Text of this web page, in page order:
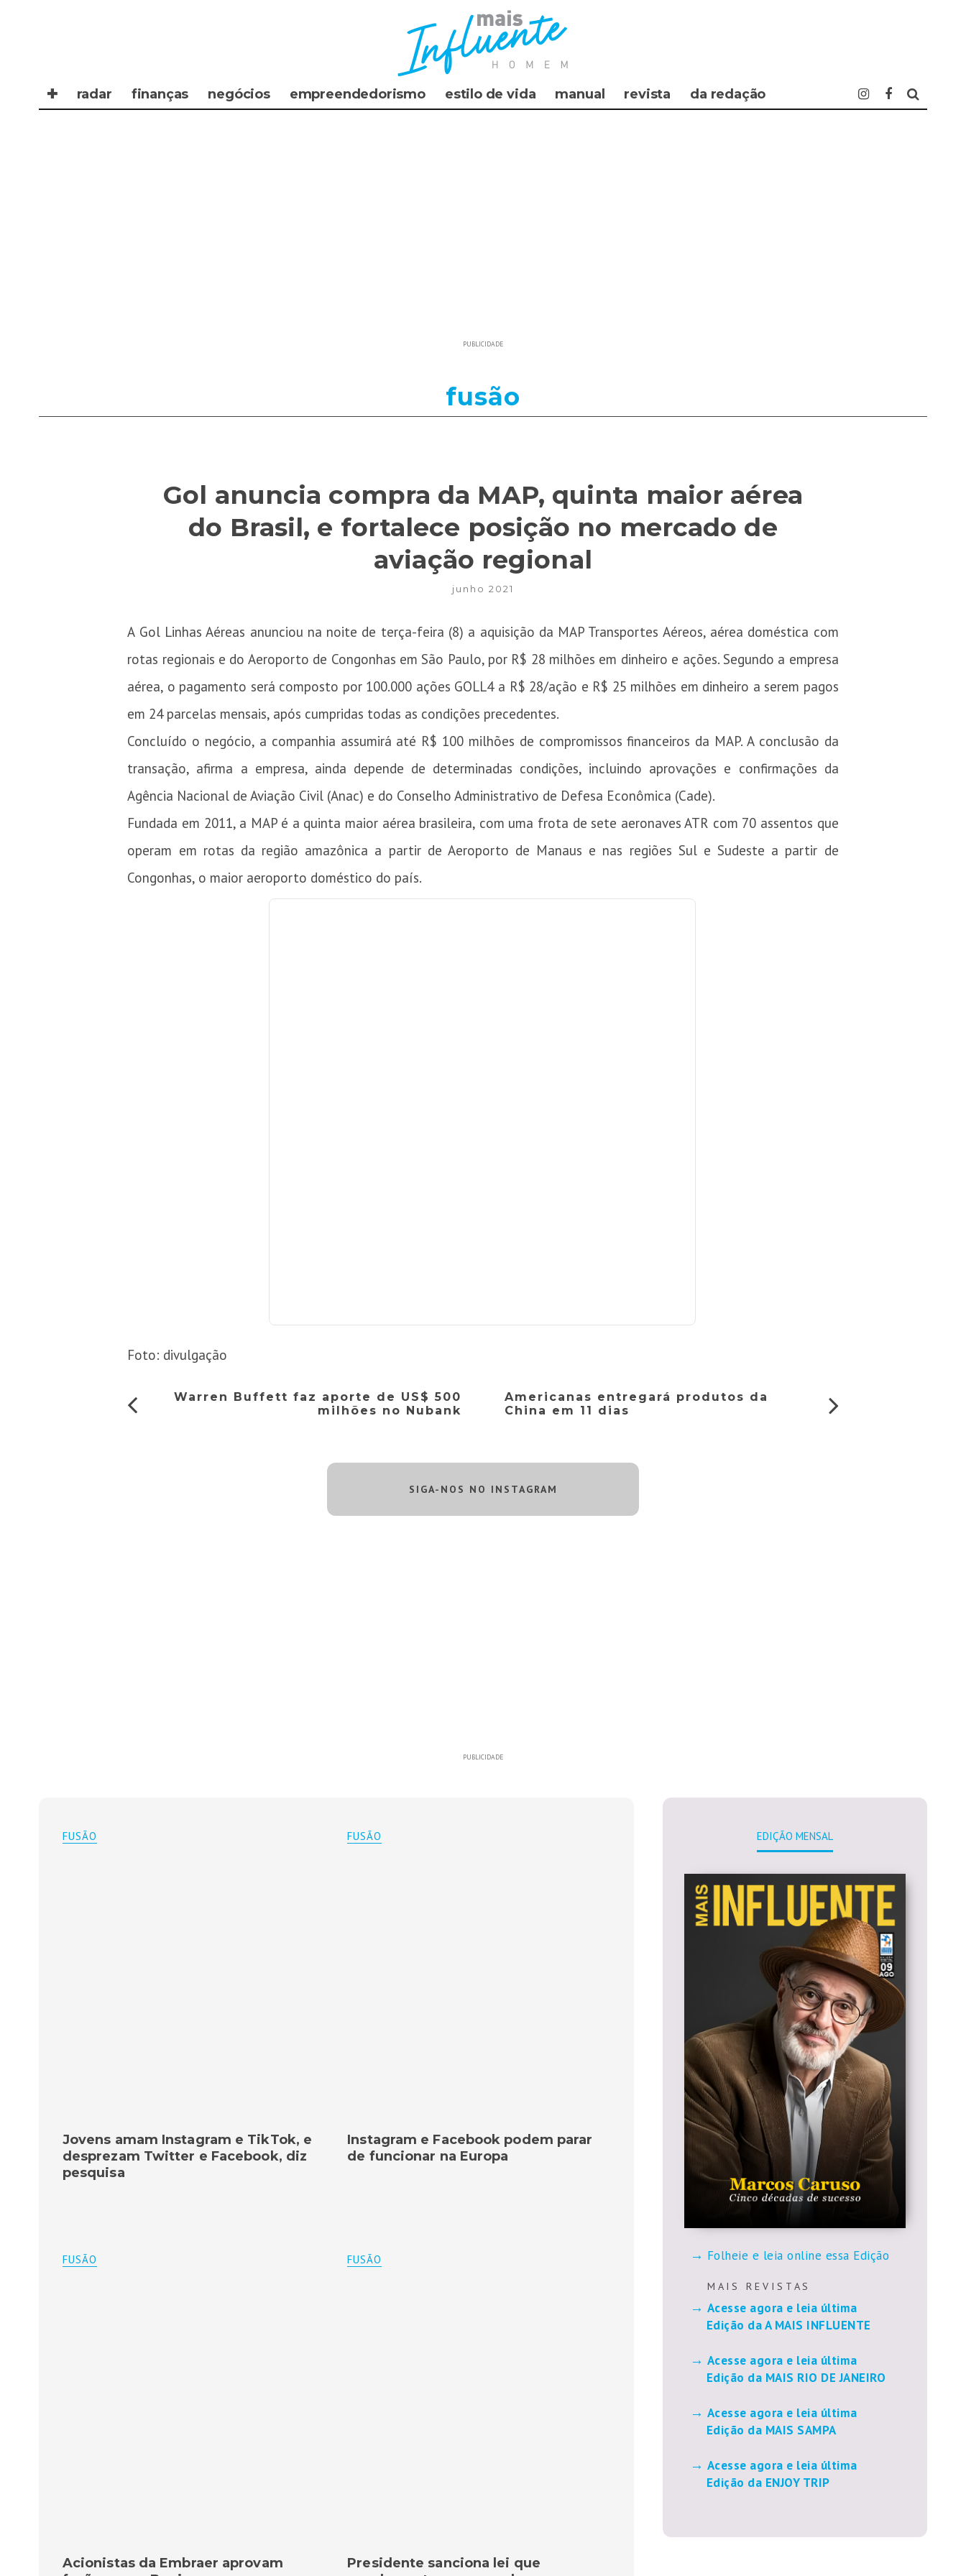
✚ radar finanças negócios empreendedorismo estilo de vida manual revista da redação
PUBLICIDADE
fusão
Gol anuncia compra da MAP, quinta maior aérea
do Brasil, e fortalece posição no mercado de
aviação regional
junho 2021
A Gol Linhas Aéreas anunciou na noite de terça-feira (8) a aquisição da MAP Transportes Aéreos, aérea doméstica com
rotas regionais e do Aeroporto de Congonhas em São Paulo, por R$ 28 milhões em dinheiro e ações. Segundo a empresa
aérea, o pagamento será composto por 100.000 ações GOLL4 a R$ 28/ação e R$ 25 milhões em dinheiro a serem pagos
em 24 parcelas mensais, após cumpridas todas as condições precedentes.
Concluído o negócio, a companhia assumirá até R$ 100 milhões de compromissos financeiros da MAP. A conclusão da
transação, afirma a empresa, ainda depende de determinadas condições, incluindo aprovações e confirmações da
Agência Nacional de Aviação Civil (Anac) e do Conselho Administrativo de Defesa Econômica (Cade).
Fundada em 2011, a MAP é a quinta maior aérea brasileira, com uma frota de sete aeronaves ATR com 70 assentos que
operam em rotas da região amazônica a partir de Aeroporto de Manaus e nas regiões Sul e Sudeste a partir de
Congonhas, o maior aeroporto doméstico do país.
Foto: divulgação
Warren Buffett faz aporte de US$ 500
milhões no Nubank
Americanas entregará produtos da
China em 11 dias
SIGA-NOS NO INSTAGRAM
PUBLICIDADE
FUSÃO
Instagram e Facebook podem parar
de funcionar na Europa
FUSÃO
Jovens amam Instagram e TikTok, e
desprezam Twitter e Facebook, diz
pesquisa
FUSÃO
Presidente sanciona lei que
FUSÃO
Acionistas da Embraer aprovam
EDIÇÃO MENSAL
Folheie e leia online essa Edição
M A I S R E V I S T A S
Acesse agora e leia última
Edição da A MAIS INFLUENTE
Acesse agora e leia última
Edição da MAIS RIO DE JANEIRO
Acesse agora e leia última
Edição da MAIS SAMPA
Acesse agora e leia última
Edição da ENJOY TRIP